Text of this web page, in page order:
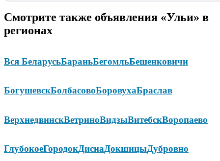
Смотрите также объявления «Ульи» в
регионах
Вся БеларусьБараньБегомльБешенковичи
БогушевскБолбасовоБоровухаБраслав
ВерхнедвинскВетриноВидзыВитебскВоропаево
ГлубокоеГородокДиснаДокшицыДубровно